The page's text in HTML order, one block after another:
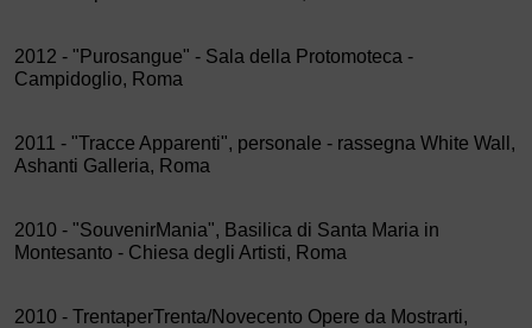
2012 - "Purosangue" - Sala della Protomoteca -
Campidoglio, Roma
2011 - "Tracce Apparenti", personale - rassegna White Wall,
Ashanti Galleria, Roma
2010 - "SouvenirMania", Basilica di Santa Maria in
Montesanto - Chiesa degli Artisti, Roma
2010 - TrentaperTrenta/Novecento Opere da Mostrarti,